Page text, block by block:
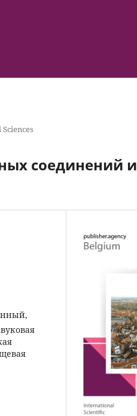
соединений